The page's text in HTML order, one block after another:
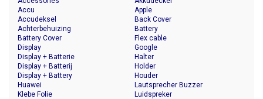
Accu
Accudeksel
Achterbehuizing
Apple
Back Cover
Battery
Battery Cover
Display
Display + Batterie
Display + Batterij
Display + Battery
Flex cable
Google
Halter
Holder
Houder
Huawei
Klebe Folie
Lautsprecher Buzzer
Luidspreker